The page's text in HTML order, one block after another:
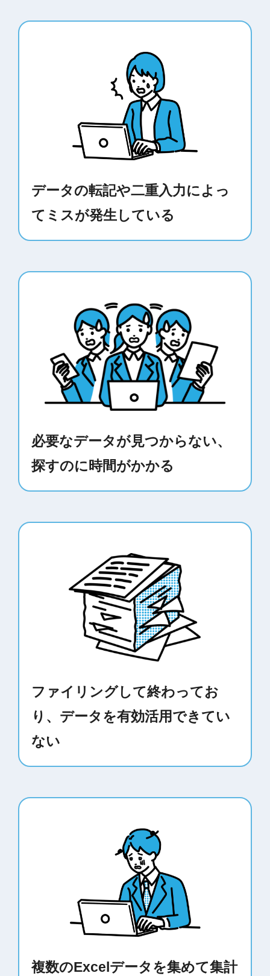
データの転記や二重入力によっ
てミスが発生している
必要なデータが見つからない、
探すのに時間がかかる
ファイリングして終わってお
り、データを有効活用できてい
ない
複数のExcelデータを集めて集計